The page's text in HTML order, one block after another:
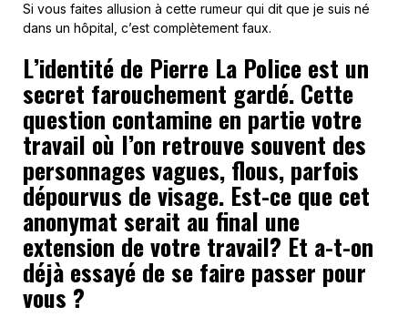
Si vous faites allusion à cette rumeur qui dit que je suis né
dans un hôpital, c’est complètement faux.
L’identité de Pierre La Police est un
secret farouchement gardé. Cette
question contamine en partie votre
travail où l’on retrouve souvent des
personnages vagues, flous, parfois
dépourvus de visage. Est-ce que cet
anonymat serait au final une
extension de votre travail? Et a-t-on
déjà essayé de se faire passer pour
vous ?